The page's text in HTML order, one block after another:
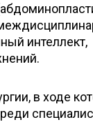
интеллект,
в ходе